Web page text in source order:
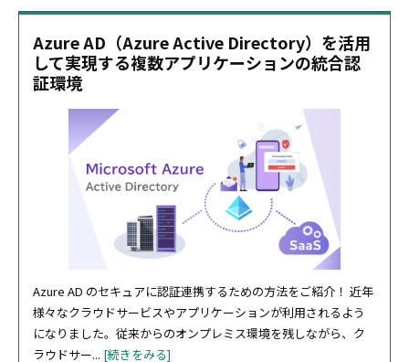
Azure AD（Azure Active Directory）を活用
して実現する複数アプリケーションの統合認
証環境
Azure AD のセキュアに認証連携するための方法をご紹介！ 近年
様々なクラウドサービスやアプリケーションが利用されるよう
になりました。従来からのオンプレミス環境を残しながら、ク
ラウドサー... [続きをみる]